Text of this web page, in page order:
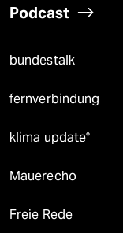
Podcast
bundestalk
fernverbindung
klima update°
Mauerecho
Freie Rede